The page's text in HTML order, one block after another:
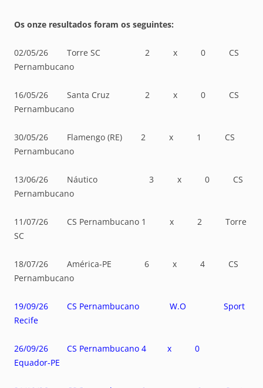
Os onze resultados foram os seguintes:
02/05/26 Torre SC 2 x 0 CS
Pernambucano
16/05/26 Santa Cruz 2 x 0 CS
Pernambucano
30/05/26 Flamengo (RE) 2 x 1 CS
Pernambucano
13/06/26 Náutico 3 x 0 CS
Pernambucano
11/07/26 CS Pernambucano 1 x 2 Torre
SC
18/07/26 América-PE 6 x 4 CS
Pernambucano
19/09/26 CS Pernambucano W.O Sport
Recife
26/09/26 CS Pernambucano 4 x 0
Equador-PE